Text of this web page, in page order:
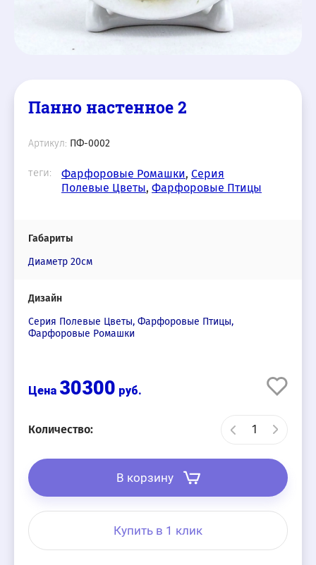
Панно настенное 2
Артикул: ПФ-0002
теги: Фарфоровые Ромашки, Серия
Полевые Цветы, Фарфоровые Птицы
Габариты
Диаметр 20см
Дизайн
Серия Полевые Цветы, Фарфоровые Птицы,
Фарфоровые Ромашки
30300 руб.
Количество:
В корзину
Купить в 1 клик